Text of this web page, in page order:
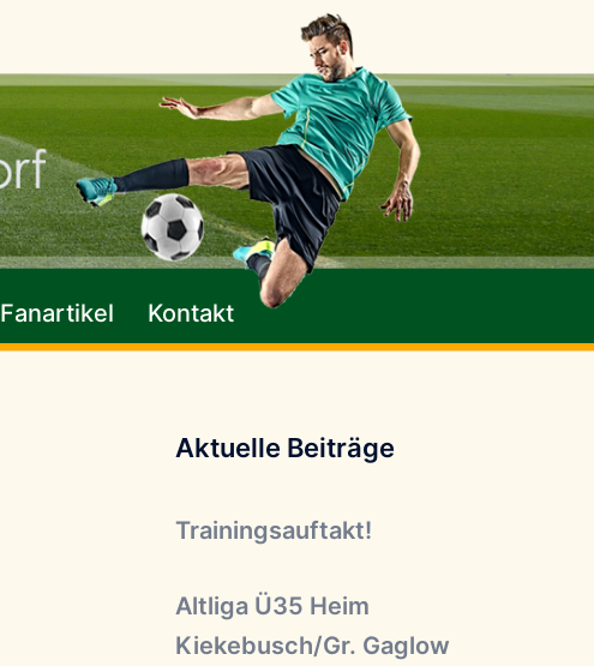
Fanartikel Kontakt
Aktuelle Beiträge
Trainingsauftakt!
Altliga Ü35 Heim
Kiekebusch/Gr. Gaglow